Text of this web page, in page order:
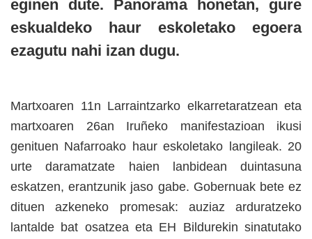
eginen dute. Panorama honetan, gure
eskualdeko haur eskoletako egoera
ezagutu nahi izan dugu.
Martxoaren 11n Larraintzarko elkarretaratzean eta
martxoaren 26an Iruñeko manifestazioan ikusi
genituen Nafarroako haur eskoletako langileak. 20
urte daramatzate haien lanbidean duintasuna
eskatzen, erantzunik jaso gabe. Gobernuak bete ez
dituen azkeneko promesak: auziaz arduratzeko
lantalde bat osatzea eta EH Bildurekin sinatutako